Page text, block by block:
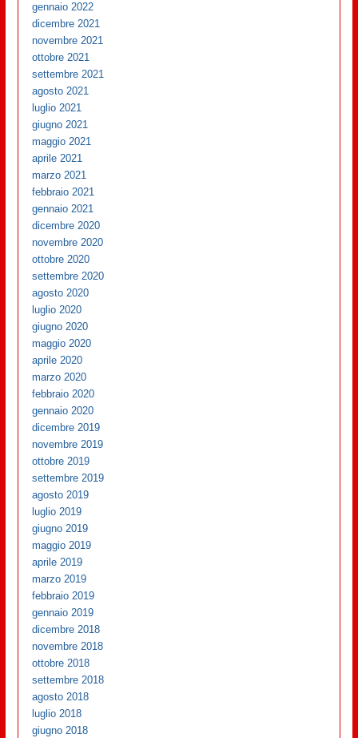
gennaio 2022
dicembre 2021
novembre 2021
ottobre 2021
settembre 2021
agosto 2021
luglio 2021
giugno 2021
maggio 2021
aprile 2021
marzo 2021
febbraio 2021
gennaio 2021
dicembre 2020
novembre 2020
ottobre 2020
settembre 2020
agosto 2020
luglio 2020
giugno 2020
maggio 2020
aprile 2020
marzo 2020
febbraio 2020
gennaio 2020
dicembre 2019
novembre 2019
ottobre 2019
settembre 2019
agosto 2019
luglio 2019
giugno 2019
maggio 2019
aprile 2019
marzo 2019
febbraio 2019
gennaio 2019
dicembre 2018
novembre 2018
ottobre 2018
settembre 2018
agosto 2018
luglio 2018
giugno 2018